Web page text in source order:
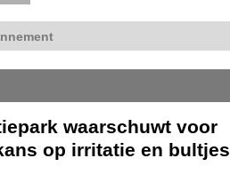
waarschuwt voor
op irritatie en bultjes